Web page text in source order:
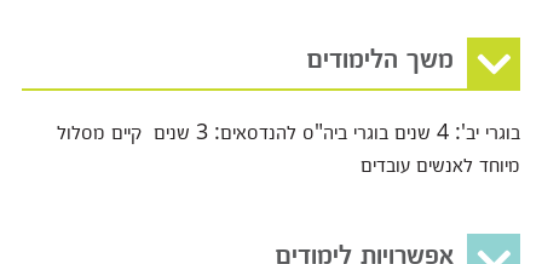
משך הלימודים
בוגרי יב': 4 שנים בוגרי ביה"ס להנדסאים: 3 שנים קיים מסלול
מיוחד לאנשים עובדים
אפשרויות לימודים